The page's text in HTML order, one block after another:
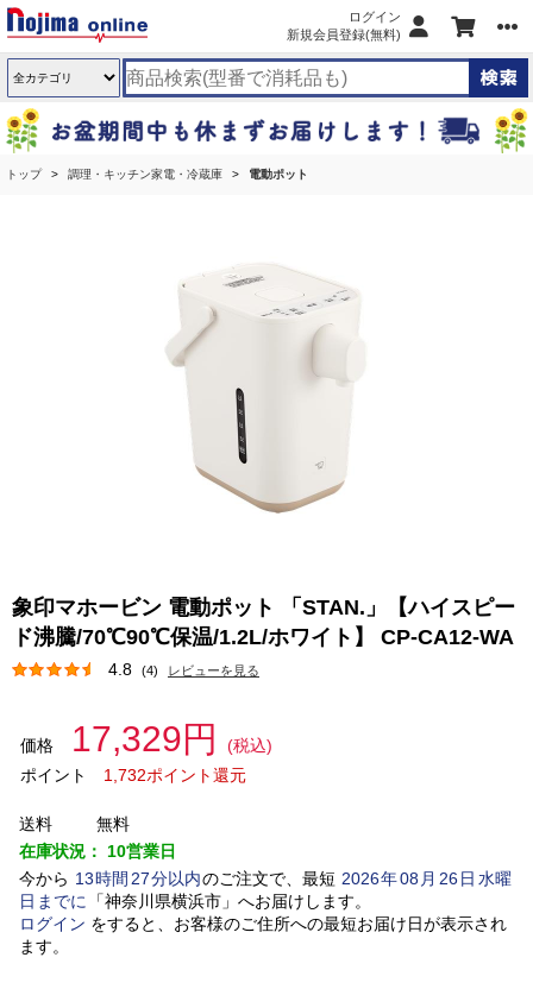
ログイン
新規会員登録(無料)
トップ 調理・キッチン家電・冷蔵庫 電動ポット
象印マホービン 電動ポット 「STAN.」【ハイスピー
ド沸騰/70℃90℃保温/1.2L/ホワイト】 CP-CA12-WA
4.8 (4) レビューを見る
価格 17,329円
(税込)
ポイント
1,732ポイント還元
送料
無料
在庫状況： 10営業日
今から 13時間 27分以内のご注文で、最短 2026年08 月 26日水曜
日 までに 「神奈川県横浜市」 へお届けします。
ログイン をすると、お客様のご住所への最短お届け日が表示され
ます。